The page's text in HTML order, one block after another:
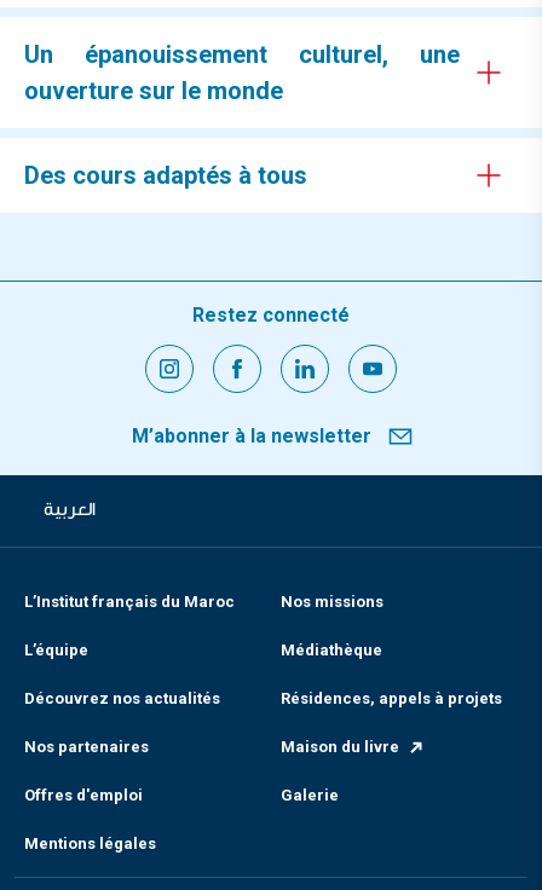
Un épanouissement culturel, une
ouverture sur le monde
Des cours adaptés à tous
Restez connecté
M’abonner à la newsletter
العربية
L’Institut français du Maroc Nos missions
L’équipe Médiathèque
Découvrez nos actualités Résidences, appels à projets
Nos partenaires Maison du livre
Offres d'emploi Galerie
Mentions légales